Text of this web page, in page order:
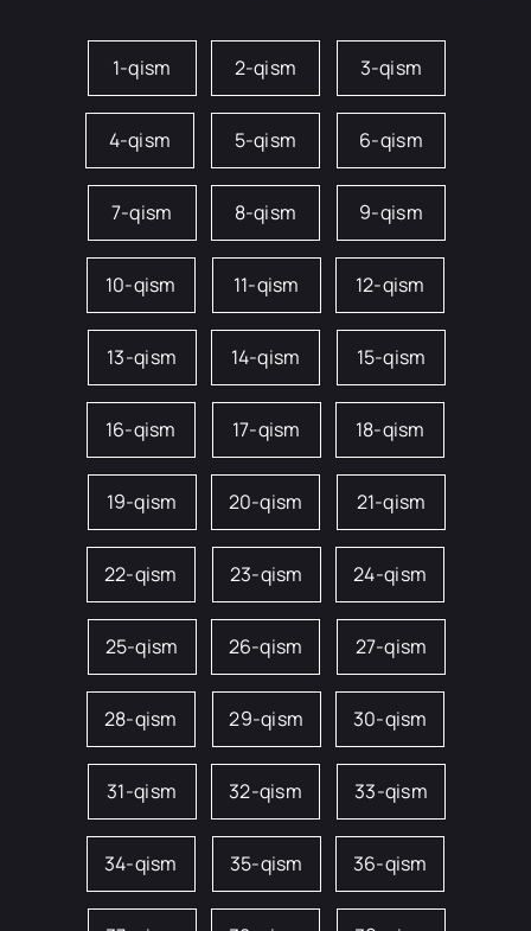
1-qism 2-qism 3-qism
4-qism 5-qism 6-qism
7-qism 8-qism 9-qism
10-qism 11-qism 12-qism
13-qism 14-qism 15-qism
16-qism 17-qism 18-qism
19-qism 20-qism 21-qism
22-qism 23-qism 24-qism
25-qism 26-qism 27-qism
28-qism 29-qism 30-qism
31-qism 32-qism 33-qism
34-qism 35-qism 36-qism